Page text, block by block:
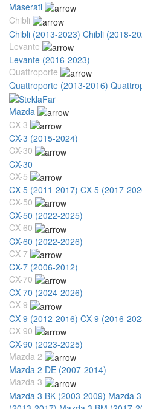
Maserati
Chibli
Chibli (2013-2023) Chibli (2018-
Levante
Levante (2016-2023)
Quattroporte
Quattroporte (2013-2016)
Mazda
CX-3
CX-3 (2015-2024)
CX-30
CX-30
CX-5
CX-5 (2011-2017) CX-5 (2017-
CX-50
CX-50 (2022-2025)
CX-60
CX-60 (2022-2026)
CX-7
CX-7 (2006-2012)
CX-70
CX-70 (2024-2026)
CX-9
CX-9 (2012-2016) CX-9 (2016-
CX-90
CX-90 (2023-2025)
Mazda 2
Mazda 2 DE (2007-2014)
Mazda 3
Mazda 3 BK (2003-2009) Mazda